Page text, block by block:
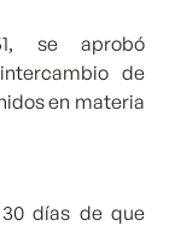
se aprobó
de
en materia
días de que